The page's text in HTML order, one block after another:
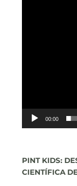
00:00
PINT KIDS:
CIENTÍFICA